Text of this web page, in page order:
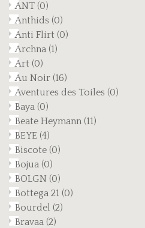
ANT (0)
Anthids (0)
Anti Flirt (0)
Archna (1)
Art (0)
Au Noir (16)
Aventures des Toiles (0)
Baya (0)
Beate Heymann (11)
BEYE (4)
Biscote (0)
Bojua (0)
BOLGN (0)
Bottega 21 (0)
Bourdel (2)
Bravaa (2)